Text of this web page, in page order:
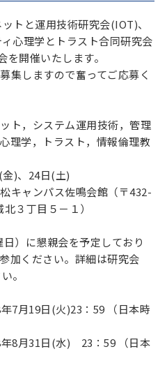
トと運用技術研究会(IOT)、
心理学とトラスト合同研究会
開催いたします。
集しますので奮ってご応募く
ト，システム運用技術，管理
理学，トラスト，情報倫理教
)、24日(土)
キャンパス佐鳴会館（〒432-
３丁目５－１）
）に懇親会を予定しており
加ください。詳細は研究会
。
7月19日(火)23：59 （日本時
8月31日(水) 23：59 （日本